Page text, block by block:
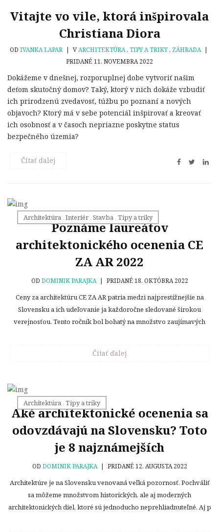
Vitajte vo vile, ktorá inšpirovala
Christiana Diora
OD IVANKA LAPAR | VARCHITEKTÚRA, TIPY A TRIKY, ZÁHRADA |
PRIDANÉ 11. NOVEMBRA 2022
Dokážeme v dnešnej, rozporuplnej dobe vytvoriť našim
deťom skutočný domov? Taký, ktorý v nich dokáže vzbudiť
ich prirodzenú zvedavosť, túžbu po poznaní a nových
objavoch? Ktorý má v sebe potenciál inšpirovať a kreovať
ich osobnosť a v časoch nepriazne poskytne status
bezpečného územia?
Čítať ďalej
Architektúra , Interiér , Stavba , Tipy a triky
Poznáme laureátov
architektonického ocenenia CE
ZA AR 2022
OD DOMINIK PARAJKA | PRIDANÉ 18. OKTÓBRA 2022
Ceny za architektúru CE ZA AR patria medzi najprestížnejšie na
Slovensku a ich udeľovanie ja každoročne sledované širokou
verejnosťou. Tento ročník bol bohatý na množstvo zaujímavých
Čítať ďalej
Architektúra , Tipy a triky
Aké architektonické ocenenia sa
odovzdávajú na Slovensku? Toto
je 8 najznámejších
OD DOMINIK PARAJKA | PRIDANÉ 12. AUGUSTA 2022
Architektúre je na Slovensku venovaná veľká pozornosť. Pochváliť
sa môžeme množstvom historických, ale aj moderných
architektonických diel, ktoré sú jednoducho neprehliadnuteľné. Aj p